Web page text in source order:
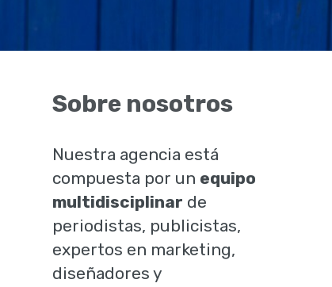
Sobre nosotros
Nuestra agencia está
compuesta por un equipo
multidisciplinar de
periodistas, publicistas,
expertos en marketing,
diseñadores y